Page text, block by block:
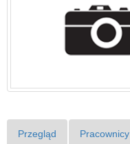
Przegląd Pracownicy